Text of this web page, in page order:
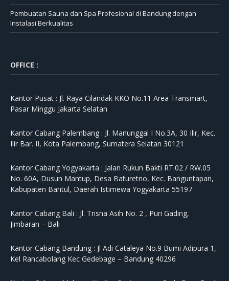
Pembuatan Sauna dan Spa Profesional di Bandung dengan
Instalasi Berkualitas
OFFICE :
Kantor Pusat : Jl. Raya Cilandak KKO No.11 Area Transmart,
Pasar Minggu Jakarta Selatan
Kantor Cabang Palembang : Jl. Manunggal I No.3A, 30 Ilir, Kec.
Ilir Bar. II, Kota Palembang, Sumatera Selatan 30121
Kantor Cabang Yogyakarta : Jalan Rukun Bakti RT.02 / RW.05
No. 60A, Dusun Mantup, Desa Baturetno, Kec. Banguntapan,
Kabupaten Bantul, Daerah Istimewa Yogyakarta 55197
Kantor Cabang Bali : Jl. Trisna Asih No. 2 , Puri Gading,
Jimbaran – Bali
Kantor Cabang Bandung : Jl Adi Cataleya No.9 Bumi Adipura 1,
Kel Rancabolang Kec Gedebage – Bandung 40296